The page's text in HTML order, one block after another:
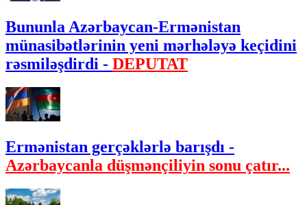
Bununla Azərbaycan-Ermənistan
münasibətlərinin yeni mərhələyə keçidini
rəsmiləşdirdi - DEPUTAT
Ermənistan gerçəklərlə barışdı -
Azərbaycanla düşmənçiliyin sonu çatır...